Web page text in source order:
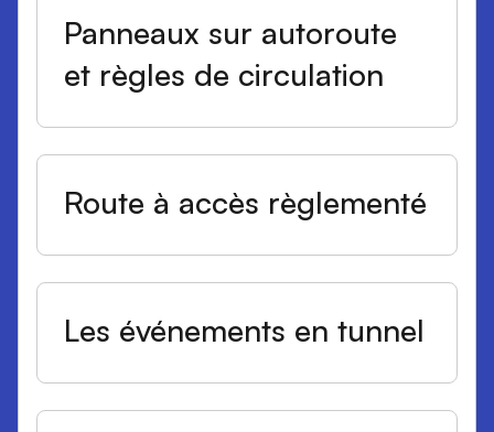
Panneaux sur autoroute
et règles de circulation
Route à accès règlementé
Les événements en tunnel